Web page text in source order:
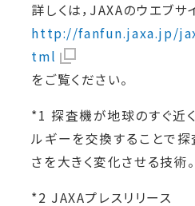
詳しくは，JAXAのウエブサ
http://fanfun.jaxa.jp/
tml
をご覧ください。
*1 探査機が地球のすぐ近
ルギーを交換することで
さを大きく変化させる技術。
*2 JAXAプレスリリース